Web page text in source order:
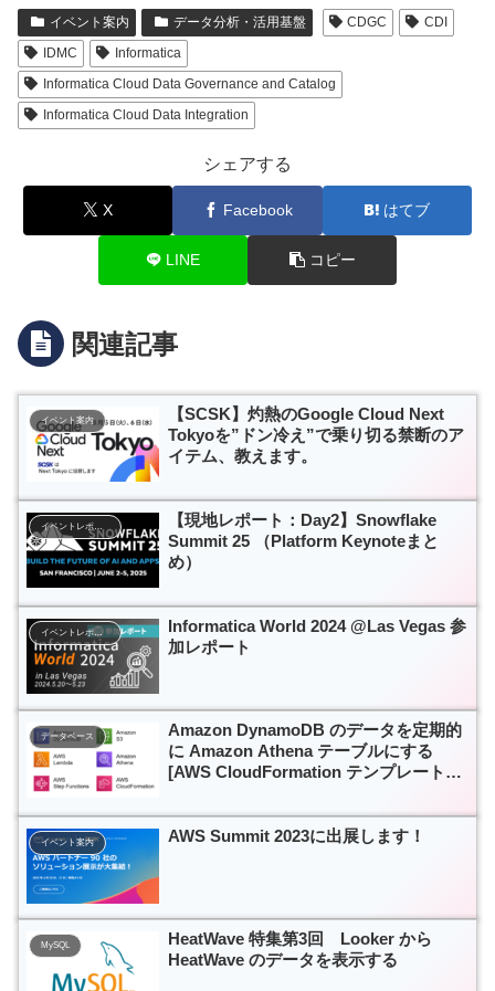
イベント案内 データ分析・活用基盤 CDGC
CDI
IDMC
Informatica
Informatica Cloud Data Governance and Catalog
Informatica Cloud Data Integration
シェアする
X Facebook はてブ
LINE コピー
関連記事
イベント案内
【SCSK】灼熱のGoogle Cloud Next
Tokyoを”ドン冷え”で乗り切る禁断のア
イテム、教えます。
イベントレポート
【現地レポート：Day2】Snowflake
Summit 25 （Platform Keynoteまと
め）
イベントレポート
Informatica World 2024 @Las Vegas 参
加レポート
データベース
Amazon DynamoDB のデータを定期的
に Amazon Athena テーブルにする
[AWS CloudFormation テンプレート付
イベント案内 AWS Summit 2023に出展します！
MySQL
HeatWave 特集第3回 Looker から
HeatWave のデータを表示する